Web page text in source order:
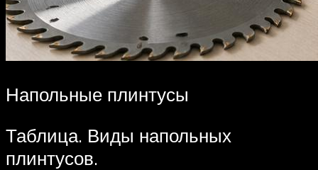
Напольные плинтусы
Таблица. Виды напольных
плинтусов.